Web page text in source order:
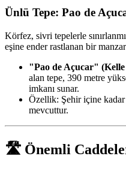
Ünlü Tepe: Pao de
Körfez, sivri tepelerle
eşine ender rastlanan bir
"Pao de Açucar" (Kelle
alan tepe, 390 metre
imkanı sunar.
Özellik: Şehir içine
mevcuttur.
🛣️ Önemli